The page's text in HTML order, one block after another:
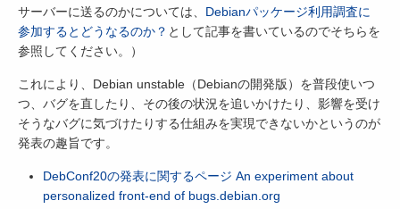
サーバーに送るのかについては、 Debianパッケージ利用調査に
参加するとどうなるのか？ として記事を書いているのでそちらを
参照してください。）
これにより、Debian unstable（Debianの開発版）を普段使いつ
つ、バグを直したり、その後の状況を追いかけたり、影響を受け
そうなバグに気づけたりする仕組みを実現できないかというのが
発表の趣旨です。
DebConf20の発表に関するページ An experiment about
personalized front-end of bugs.debian.org